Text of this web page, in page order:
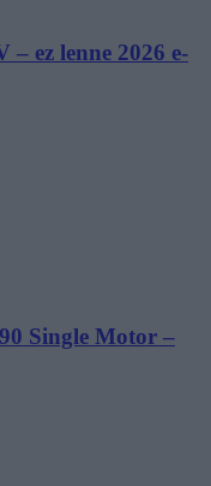
ez lenne 2026 e-
Single Motor –